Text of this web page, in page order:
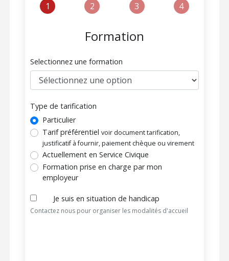
1 2 3 4
Formation
Selectionnez une formation
Type de tarification
Particulier
Tarif préférentielvoir document tarification,
justificatif à fournir, paiement chèque ou virement
Actuellement en Service Civique
Formation prise en charge par mon
employeur
Je suis en situation de handicap
Contactez nous pour organiser les modalités d'accueil